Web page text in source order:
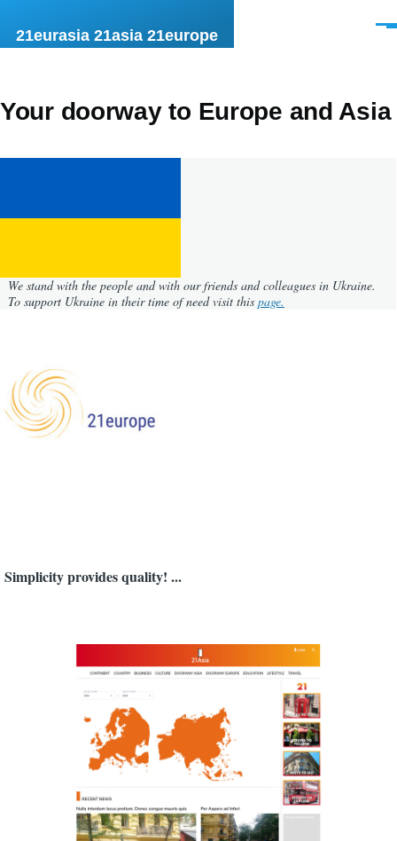
21eurasia 21asia 21europe
Your doorway to Europe and Asia
We stand with the people and with our friends and colleagues in Ukraine.
To support Ukraine in their time of need visit this page.
Simplicity provides quality! ...